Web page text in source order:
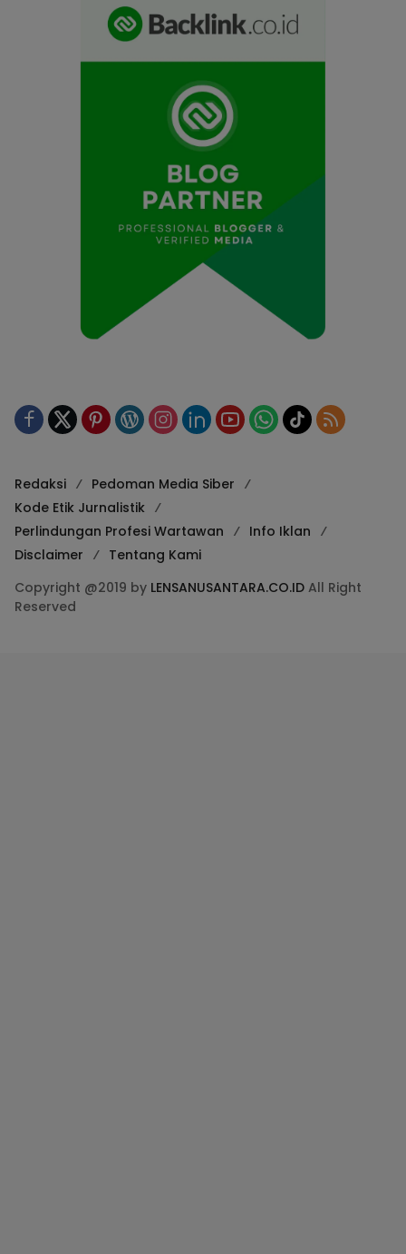
Redaksi
Pedoman Media Siber
Kode Etik Jurnalistik
Perlindungan Profesi Wartawan
Info Iklan
Disclaimer
Tentang Kami
Copyright @2019 by LENSANUSANTARA.CO.ID All Right
Reserved